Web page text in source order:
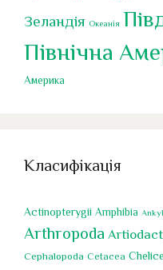
Зеландія Океанія
Північна
Америка
Класифікація
Actinopterygii Amphibia
Arthropoda
Cephalopoda Cetacea